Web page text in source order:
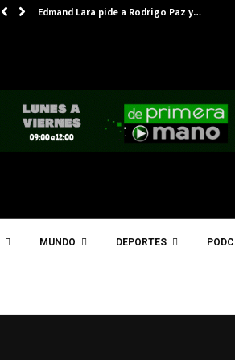
Edmand Lara pide a Rodrigo Paz y…
MUNDO DEPORTES